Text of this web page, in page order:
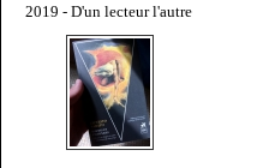
2019 - D'un lecteur l'autre